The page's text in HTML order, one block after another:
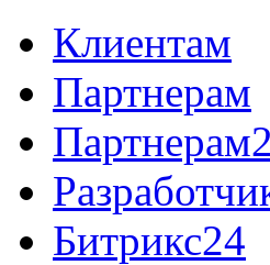
Клиентам
Партнерам
Битрикс24